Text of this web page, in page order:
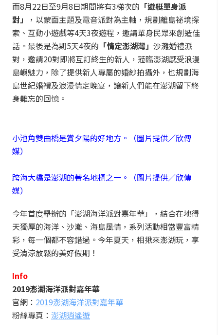
而8月22日至9月8日期間將有3梯次的 「遊艇單身派
對」
，以蒙面主題及電音派對為主軸，規劃離島祕境探
索、互動小遊戲等4天3夜遊程，邀請單身民眾來創造佳
話。最後是為期5天4夜的 「情定澎湖灣」 沙灘婚禮派
對，邀請20對即將互訂終生的新人，蒞臨澎湖感受浪漫
島嶼魅力，除了提供新人專屬的婚紗拍攝外，也規劃海
島世紀婚禮及浪漫情定晚宴，讓新人們能在澎湖留下終
身難忘的回憶。
小池角雙曲橋是賞夕陽的好地方。（圖片提供／欣傳
媒）
跨海大橋是澎湖的著名地標之一。（圖片提供／欣傳
媒）
今年首度舉辦的「澎湖海洋派對嘉年華」，結合在地得
天獨厚的海洋、沙灘、海島風情，系列活動相當豐富精
彩，每一個都不容錯過。今年夏天，相揪來澎湖玩，享
受清涼放鬆的美好假期！
Info
2019澎湖海洋派對嘉年華
官網： 2019澎湖海洋派對嘉年華
粉絲專頁： 澎湖逍遙遊